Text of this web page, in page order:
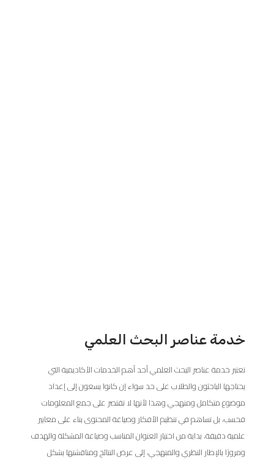
خدمة عناصر البحث العلمي
تعتبر خدمة عناصر البحث العلمي أحد أهم الخدمات الأكاديمية التي
يحتاجها الباحثون والطلاب على حد سواء إن كانوا يسعون إلى إعداد
موضوع متكامل ومنهجي وهذا لأنها لا تقتصر على جمع المعلومات
فحسب، بل تساهم في تنظيم الأفكار وصياغة المحتوى بناء على معايير
علمية دقيقة، بداية من اختيار العنوان المناسب وصياغة المشكلة والهدف
ومرورًا بالإطار النظري والمنهجي، إلى عرض النتائج ومناقشتها بشكل